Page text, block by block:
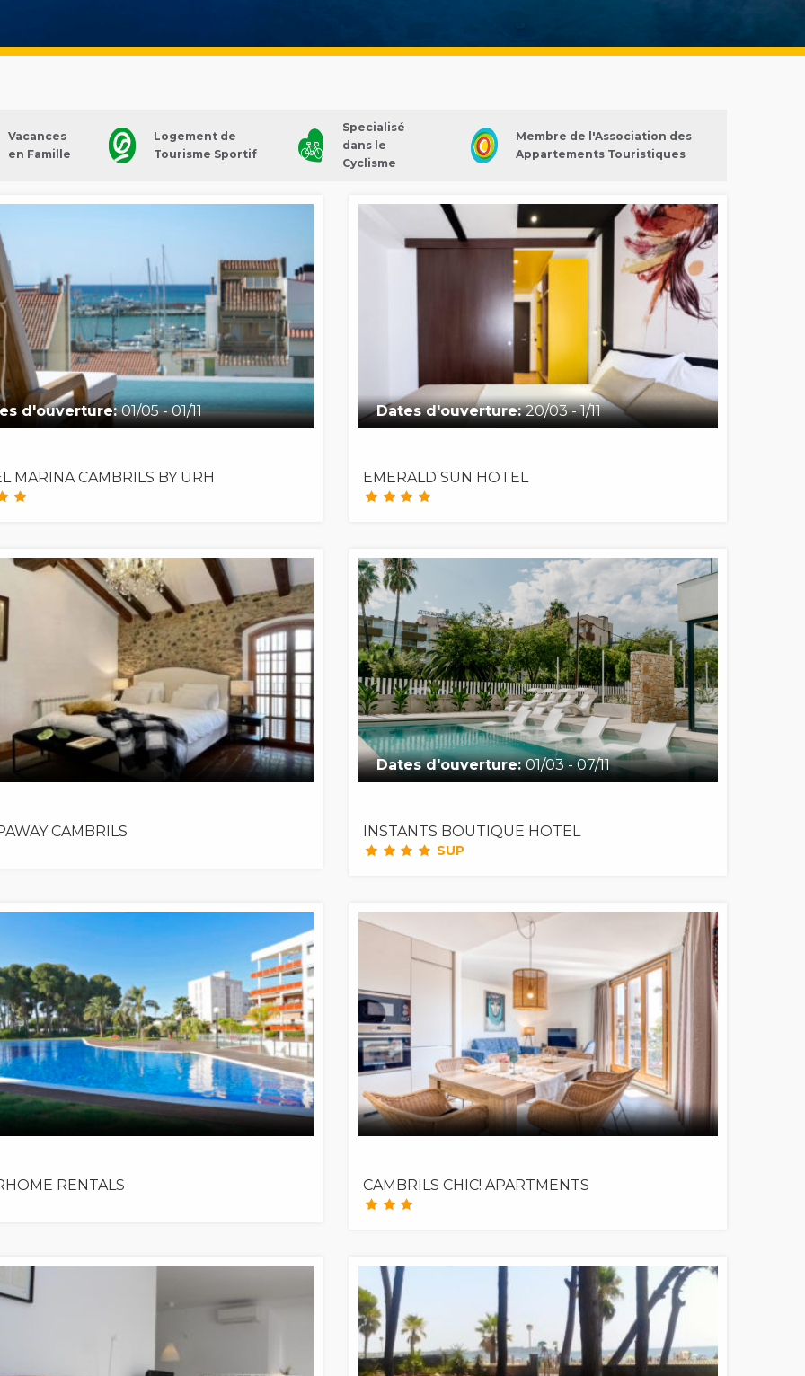
Vacances
en Famille
Logement de
Tourisme Sportif
Specialisé
dans le
Cyclisme
Membre de l'Association des
Appartements Touristiques
d'ouverture:01/05 - 01/11
MARINA CAMBRILS BY URH
Dates d'ouverture:20/03 - 1/11
EMERALD SUN HOTEL
CAMBRILS
Dates d'ouverture:01/03 - 07/11
INSTANTS BOUTIQUE HOTEL
SUP
RENTALS CAMBRILS CHIC! APARTMENTS